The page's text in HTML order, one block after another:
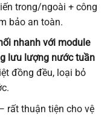
trong/ngoài + công
bảo an toàn.
nhanh với module
lưu lượng nước tuần
đồng đều, loại bỏ
rất thuận tiện cho vệ